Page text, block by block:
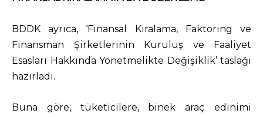
BDDK ayrıca, ‘Finansal Kiralama, Faktoring ve
Finansman Şirketlerinin Kuruluş ve Faaliyet
Esasları Hakkında Yönetmelikte Değişiklik’ taslağı
hazırladı.
Buna göre, tüketicilere, binek araç edinimi